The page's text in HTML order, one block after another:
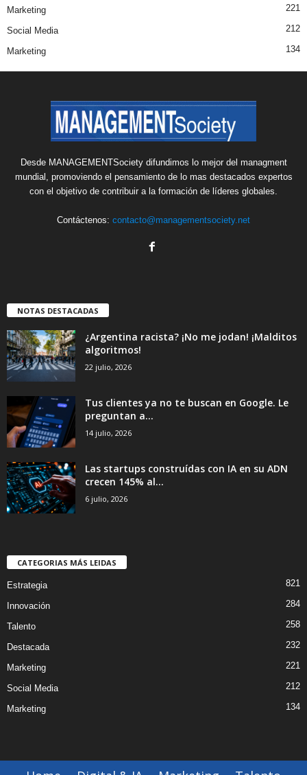
Marketing 221
Social Media 212
Marketing 134
Desde MANAGEMENTSociety difundimos lo mejor del managment
mundial, promoviendo el pensamiento de lo mas destacados expertos
con el objetivo de contribuir a la formación de líderes globales.
Contáctenos: contacto@managementsociety.net
NOTAS DESTACADAS
¿Argentina racista? ¡No me jodan! ¡Malditos
algoritmos!
22 julio, 2026
Tus clientes ya no te buscan en Google. Le
preguntan a...
14 julio, 2026
Las startups construídas con IA en su ADN
crecen 145% al...
6 julio, 2026
CATEGORIAS MÁS LEIDAS
Estrategia 821
Innovación 284
Talento 258
Destacada 232
Marketing 221
Social Media 212
Marketing 134